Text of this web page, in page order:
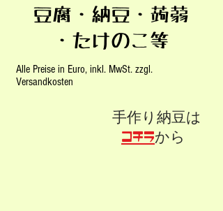
豆腐・納豆・蒟蒻
・たけのこ等
Alle Preise in Euro, inkl. MwSt. zzgl.
Versandkosten
手作り納豆は
コチラから